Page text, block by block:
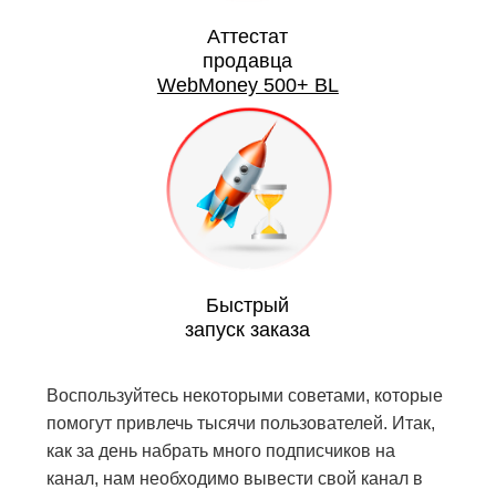
Аттестат
продавца
WebMoney 500+ BL
Быстрый
запуск заказа
Воспользуйтесь некоторыми советами, которые
помогут привлечь тысячи пользователей. Итак,
как за день набрать много подписчиков на
канал, нам необходимо вывести свой канал в